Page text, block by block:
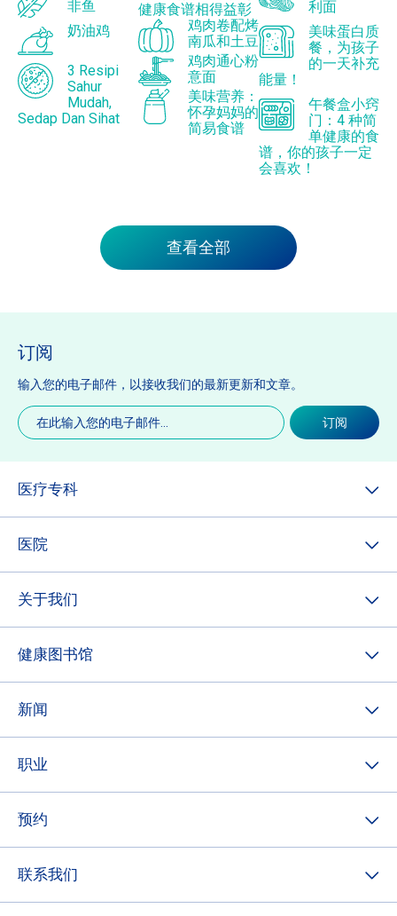
非鱼
奶油鸡
3 Resipi
Sahur
Mudah,
Sedap Dan Sihat
健康食谱相得益彰
鸡肉卷配烤
南瓜和土豆
鸡肉通心粉
意面
美味营养：
怀孕妈妈的
简易食谱
利面
美味蛋白质
餐，为孩子
的一天补充
能量！
午餐盒小窍
门：4 种简
单健康的食
谱，你的孩子一定
会喜欢！
查看全部
订阅
输入您的电子邮件，以接收我们的最新更新和文章。
电
子
邮
件
填)
订阅
医疗专科
医院
关于我们
健康图书馆
新闻
职业
预约
联系我们